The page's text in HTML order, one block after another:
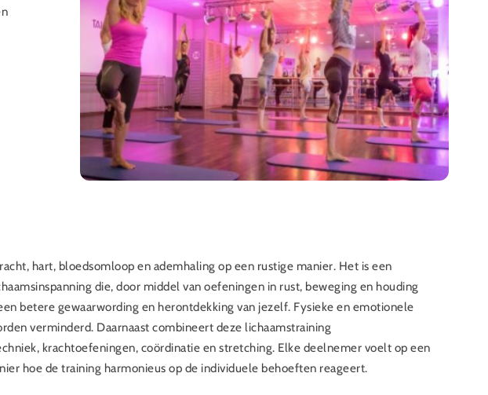
hart, bloedsomloop en ademhaling op een rustige manier. Het is een
die, door middel van oefeningen in rust, beweging en houding
betere gewaarwording en herontdekking van jezelf. Fysieke en emotionele
verminderd. Daarnaast combineert deze lichaamstraining
krachtoefeningen, coördinatie en stretching. Elke deelnemer voelt op een
hoe de training harmonieus op de individuele behoeften reageert.